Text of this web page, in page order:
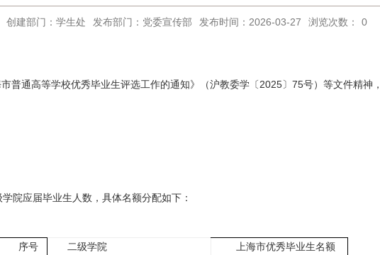
创建部门：学生处 发布部门：党委宣传部 发布时间：2026-03-27 浏览次数： 0
普通高等学校优秀毕业生评选工作的通知》（沪教委学〔2025〕75号）等文件精神
院应届毕业生人数，具体名额分配如下：
序号 二级学院 上海市优秀毕业生名额